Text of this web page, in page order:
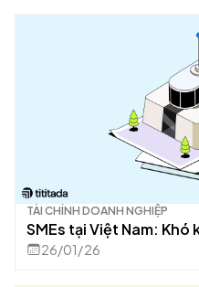
TÀI CHÍNH DOANH NGHIỆP
SMEs tại Việt Nam: Khó
26/01/26